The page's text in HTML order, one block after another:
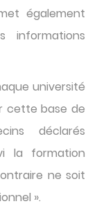
également
informations
université
cette base de
déclarés
la formation
ne soit
».